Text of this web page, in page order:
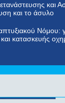
και
και το άσυλο
Νόμου:
κατασκευής